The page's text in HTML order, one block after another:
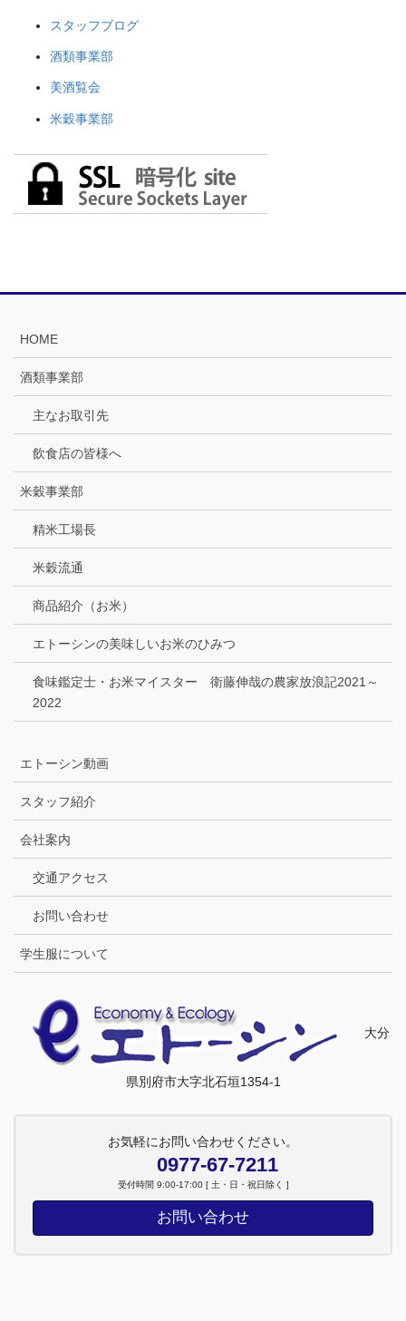
スタッフブログ
酒類事業部
美酒覧会
米穀事業部
HOME
酒類事業部
主なお取引先
飲食店の皆様へ
米穀事業部
精米工場長
米穀流通
商品紹介（お米）
エトーシンの美味しいお米のひみつ
食味鑑定士・お米マイスター 衛藤伸哉の農家放浪記2021～
2022
エトーシン動画
スタッフ紹介
会社案内
交通アクセス
お問い合わせ
学生服について
大分
県別府市大字北石垣1354-1
お気軽にお問い合わせください。
0977-67-7211
受付時間 9:00-17:00 [ 土・日・祝日除く ]
お問い合わせ